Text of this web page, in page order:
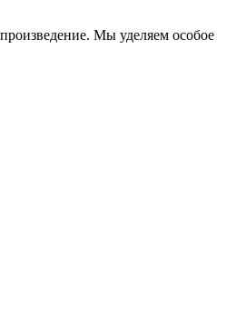
Мы уделяем особое